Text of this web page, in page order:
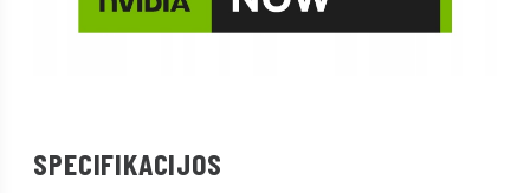
SPECIFIKACIJOS